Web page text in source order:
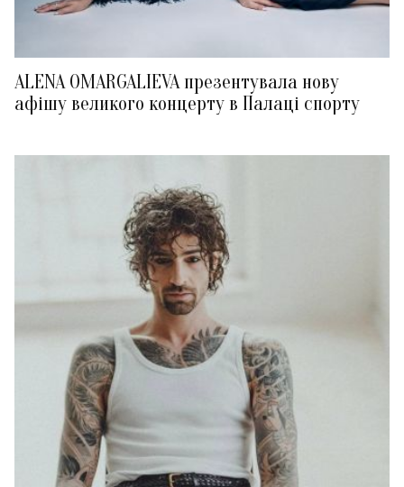
ALENA OMARGALIEVA презентувала нову
афішу великого концерту в Палаці спорту